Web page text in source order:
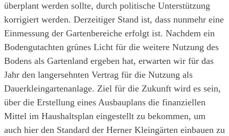
überplant werden sollte, durch politische Unterstützung
korrigiert werden. Derzeitiger Stand ist, dass nunmehr eine
Einmessung der Gartenbereiche erfolgt ist. Nachdem ein
Bodengutachten grünes Licht für die weitere Nutzung des
Bodens als Gartenland ergeben hat, erwarten wir für das
Jahr den langersehnten Vertrag für die Nutzung als
Dauerkleingartenanlage. Ziel für die Zukunft wird es sein,
über die Erstellung eines Ausbauplans die finanziellen
Mittel im Haushaltsplan eingestellt zu bekommen, um
auch hier den Standard der Herner Kleingärten einbauen zu